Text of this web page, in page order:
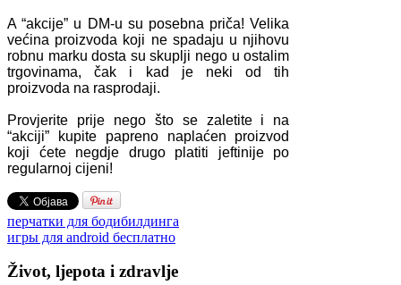
A “akcije” u DM-u su posebna priča! Velika
većina proizvoda koji ne spadaju u njihovu
robnu marku dosta su skuplji nego u ostalim
trgovinama, čak i kad je neki od tih
proizvoda na rasprodaji.
Provjerite prije nego što se zaletite i na
“akciji” kupite papreno naplaćen proizvod
koji ćete negdje drugo platiti jeftinije po
regularnoj cijeni!
перчатки для бодибилдинга
игры для android бесплатно
Život, ljepota i zdravlje